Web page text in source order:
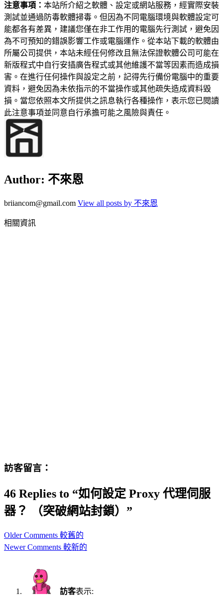
注意事項： 本站所介紹之軟體、設定或網站服務，經實際安裝
測試並通過防毒軟體掃毒。但因為不同電腦環境與軟體設定可
能都各有差異，建議您僅在非工作用的電腦先行測試，避免因
為不可預知的錯誤影響工作或電腦運作。從本站下載的軟體由
所屬公司提供，本站未經任何修改且無法保證軟體公司可能在
新版程式中自行安插廣告程式或其他維護不當等因素而造成損
害。在進行任何操作與設定之前，記得先行備份電腦中的重要
資料，避免因為未依指示的不當操作或其他疏失造成資料毀
損。當您依照本文所提供之訊息執行各種操作，表示您已閱讀
此注意事項並同意自行承擔可能之風險與責任。
Author: 不來恩
briiancom@gmail.com View all posts by 不來恩
相關資訊
訪客留言：
46 Replies to “如何設定 Proxy 代理伺服
器？ （突破網站封鎖）”
Comment
navigation
Older Comments 較舊的
Newer Comments 較新的
訪客表示: